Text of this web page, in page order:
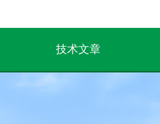
技术文章